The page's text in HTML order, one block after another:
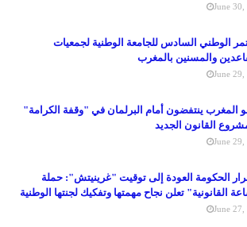
June 30,
الوطني السادس للجامعة الوطنية لجمعيات
والمسنين بالمغرب
June 29,
المغرب ينتفضون أمام البرلمان في "وقفة الكرامة"
القانون الجديد
June 29,
الحكومة العودة إلى توقيت "غرينيتش": حملة
القانونية" تعلن نجاح مهمتها وتفكيك لجنتها الوطنية
June 27,